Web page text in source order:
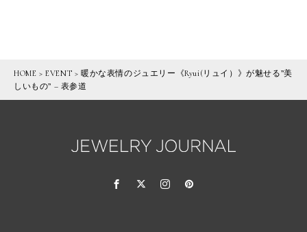
HOME >EVENT >暖かな表情のジュエリー《Ryui(リュイ）》が魅せる”美
しいもの” – 表参道